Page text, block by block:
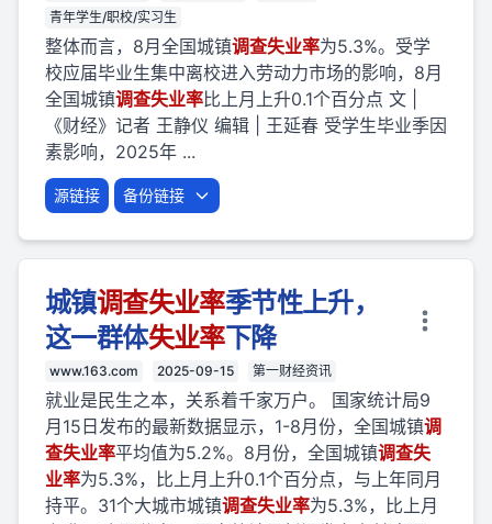
青年学生/职校/实习生
整体而言，8月全国城镇调查失业率为5.3%。受学
校应届毕业生集中离校进入劳动力市场的影响，8月
全国城镇调查失业率比上月上升0.1个百分点 文 |
《财经》记者 王静仪 编辑 | 王延春 受学生毕业季因
素影响，2025年 ...
源链接 备份链接
城镇调查失业率季节性上升，
这一群体失业率下降
www.163.com 2025-09-15 第一财经资讯
就业是民生之本，关系着千家万户。 国家统计局9
月15日发布的最新数据显示，1-8月份，全国城镇调
查失业率平均值为5.2%。8月份，全国城镇调查失
业率为5.3%，比上月上升0.1个百分点，与上年同月
持平。31个大城市城镇调查失业率为5.3%，比上月